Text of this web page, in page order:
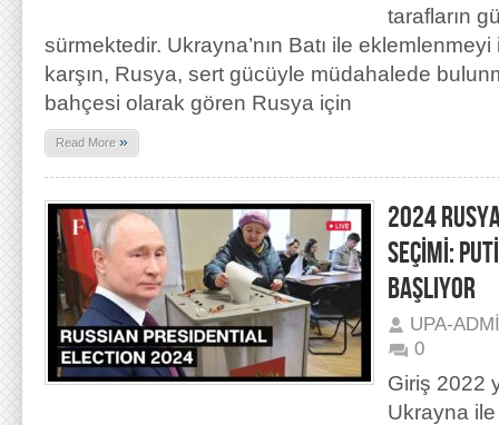
tarafların
sürmektedir. Ukrayna’nın Batı ile
karşın, Rusya, sert gücüyle müdahalede
bahçesi olarak gören Rusya için
Read More »
2024
SEÇİMİ:
BAŞLIYOR
UPA-
0
Giriş 2022
Ukrayna